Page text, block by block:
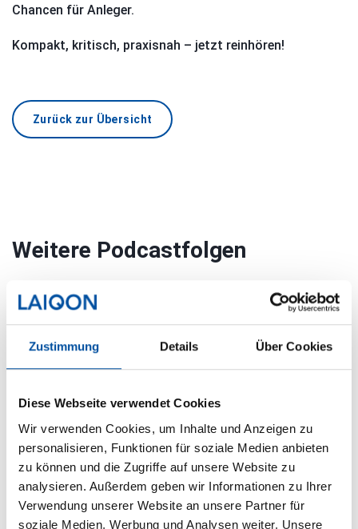
Zustimmung Details Über Cookies
Diese Webseite verwendet Cookies
Wir verwenden Cookies, um Inhalte und Anzeigen zu
personalisieren, Funktionen für soziale Medien anbieten
zu können und die Zugriffe auf unsere Website zu
analysieren. Außerdem geben wir Informationen zu Ihrer
Verwendung unserer Website an unsere Partner für
soziale Medien, Werbung und Analysen weiter. Unsere
Chancen für Anleger.
Kompakt, kritisch, praxisnah – jetzt reinhören!
Zurück zur Übersicht
Weitere Podcastfolgen